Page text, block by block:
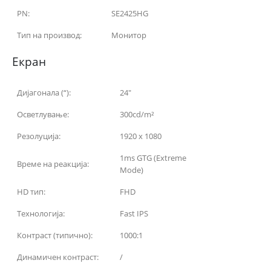
PN:
SE2425HG
Тип на производ:
Монитор
Екран
Дијагонала (“):
24″
Осветлување:
300cd/m²
Резолуција:
1920 x 1080
Време на реакција:
1ms GTG (Extreme
Mode)
HD тип:
FHD
Технологија:
Fast IPS
Контраст (типично):
1000:1
Динамичен контраст:
/